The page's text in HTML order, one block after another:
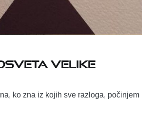
VELIKE
ko zna iz kojih sve razloga, počinjem